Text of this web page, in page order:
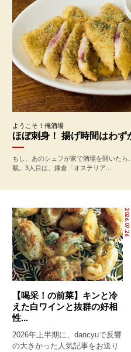
ようこそ！俺酒場
ほぼ刺身！ 揚げ時間はわ
もし、あのシェフが家で酒場を開いた
載。3人目は、鎌倉「オステリア...
2026.07.26
【喝采！の前菜】キンと冷
えた白ワインと抜群の好相
性...
2026年上半期に、dancyuで反響
の大きかった人気記事をお送り